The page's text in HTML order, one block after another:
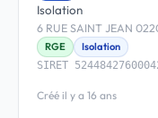
Isolation
6 RUE SAINT JEAN
RGE
Isolation
SIRET
Créé il y a 16 ans